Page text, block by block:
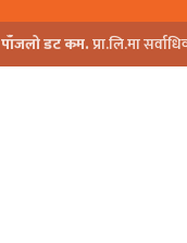
पाँजलो डट कम.प्रा.लि.मा